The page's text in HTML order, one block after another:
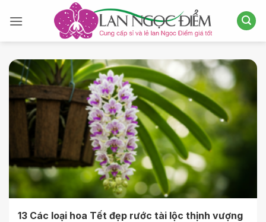
qua
13 Các loại hoa Tết đẹp rước tài lộc thịnh vượng